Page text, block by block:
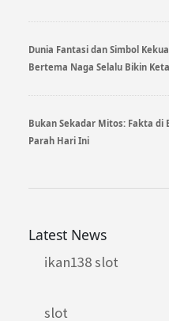
Dunia Fantasi dan Simbol
Bertema Naga Selalu Bikin
Bukan Sekadar Mitos: Fakta di
Parah Hari Ini
Latest News
ikan138 slot
slot